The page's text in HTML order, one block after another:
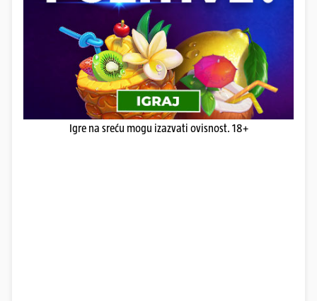
Igre na sreću mogu izazvati ovisnost. 18+